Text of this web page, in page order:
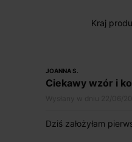
Kraj
JOANNA S.
Ciekawy wzór i
Dziś założyłam